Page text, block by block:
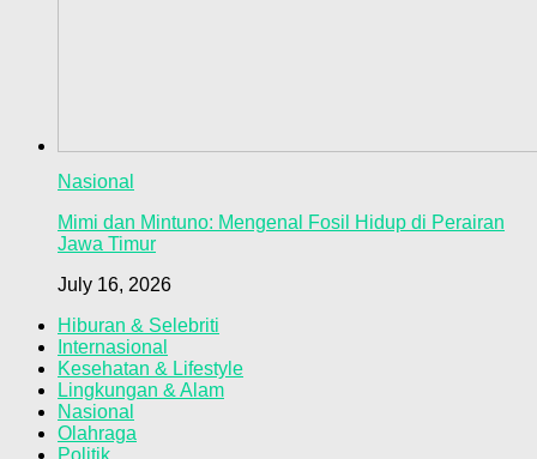
Nasional
Mimi dan Mintuno: Mengenal Fosil Hidup di Perairan
Jawa Timur
July 16, 2026
Hiburan & Selebriti
Internasional
Kesehatan & Lifestyle
Lingkungan & Alam
Nasional
Olahraga
Politik